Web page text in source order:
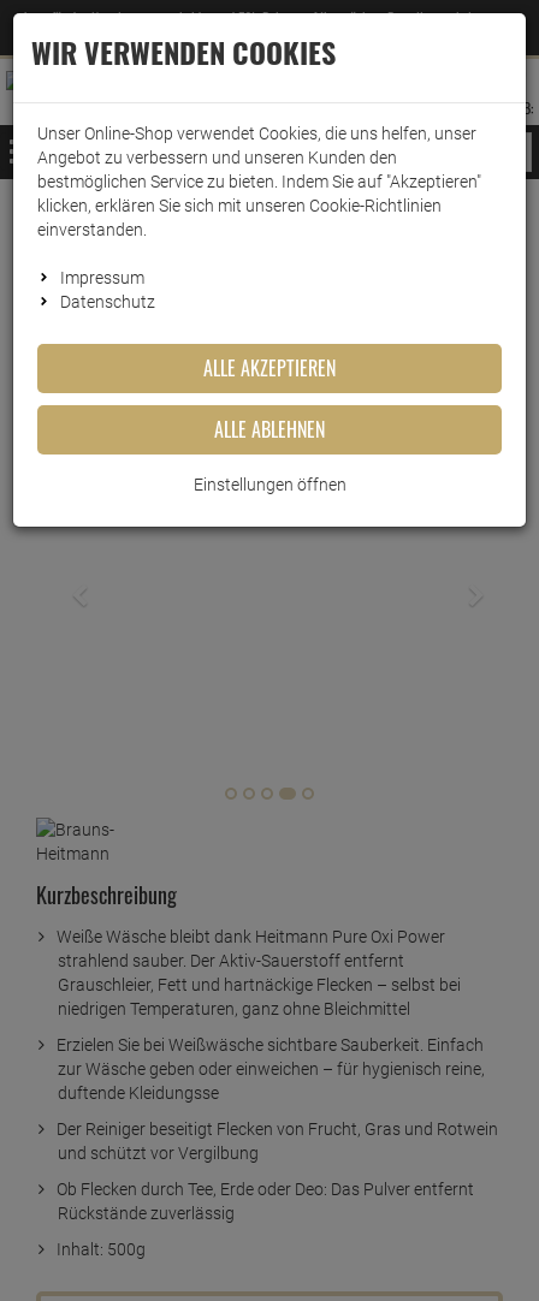
Jetzt für den Newsletter entscheiden und 5% Rabatt auf Ihre nächste Bestellung erhalten
–Zum Newsletter
ANMELDEN
AUFKLAPPEN
MERKZETTEL
WARENKORB:
MENÜ
Heitmann Fleckentferner Pure
Oxi Power Weiss 500g
Kurzbeschreibung
Weiße Wäsche bleibt dank Heitmann Pure Oxi Power
strahlend sauber. Der Aktiv-Sauerstoff entfernt
Grauschleier, Fett und hartnäckige Flecken – selbst bei
niedrigen Temperaturen, ganz ohne Bleichmittel
Erzielen Sie bei Weißwäsche sichtbare Sauberkeit. Einfach
zur Wäsche geben oder einweichen – für hygienisch reine,
duftende Kleidungsse
Der Reiniger beseitigt Flecken von Frucht, Gras und Rotwein
und schützt vor Vergilbung
Ob Flecken durch Tee, Erde oder Deo: Das Pulver entfernt
Rückstände zuverlässig
Inhalt: 500g
WIR VERWENDEN COOKIES
Unser Online-Shop verwendet Cookies, die uns helfen, unser
Angebot zu verbessern und unseren Kunden den
bestmöglichen Service zu bieten. Indem Sie auf "Akzeptieren"
klicken, erklären Sie sich mit unseren Cookie-Richtlinien
einverstanden.
Impressum
Datenschutz
ALLE AKZEPTIEREN
ALLE ABLEHNEN
Einstellungen öffnen